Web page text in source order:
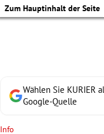
Zum Hauptinhalt der Seite
Wählen Sie KURIER
Google-Quelle
Info